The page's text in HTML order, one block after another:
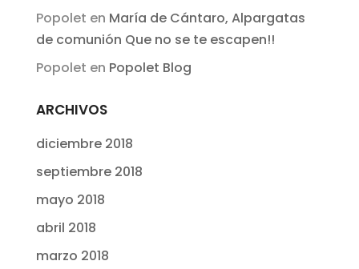
Popolet en María de Cántaro, Alpargatas
de comunión Que no se te escapen!!
Popolet en Popolet Blog
ARCHIVOS
diciembre 2018
septiembre 2018
mayo 2018
abril 2018
marzo 2018